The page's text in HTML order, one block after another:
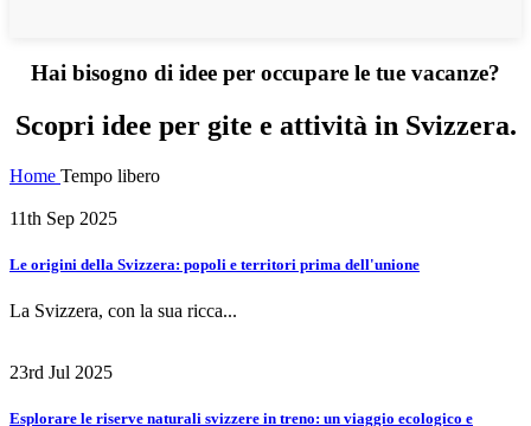
Hai bisogno di idee per occupare le tue vacanze?
Scopri idee per gite e attività in Svizzera.
Home Tempo libero
11th Sep 2025
Le origini della Svizzera: popoli e territori prima dell'unione
La Svizzera, con la sua ricca...
23rd Jul 2025
Esplorare le riserve naturali svizzere in treno: un viaggio ecologico e